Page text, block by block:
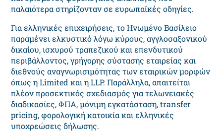
παλαιότερα στηρίζονταν σε ευρωπαϊκές οδηγίες.
Για ελληνικές επιχειρήσεις, το Ηνωμένο Βασίλειο
παραμένει ελκυστικό λόγω κύρους, αγγλοσαξονικού
δικαίου, ισχυρού τραπεζικού και επενδυτικού
περιβάλλοντος, γρήγορης σύστασης εταιρείας και
διεθνούς αναγνωρισιμότητας των εταιρικών μορφών
όπως η Limited και η LLP. Παράλληλα, απαιτείται
πλέον προσεκτικός σχεδιασμός για τελωνειακές
διαδικασίες, ΦΠΑ, μόνιμη εγκατάσταση, transfer
pricing, φορολογική κατοικία και ελληνικές
υποχρεώσεις δήλωσης.